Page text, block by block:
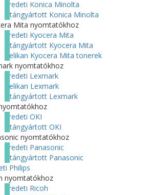
Eredeti Konica Minolta
Utángyártott Konica Minolta
Mita nyomtatókhoz
Eredeti Kyocera Mita
Utángyártott Kyocera Mita
Pelikan Kyocera Mita tonerek
nyomtatókhoz
Eredeti Lexmark
Pelikan Lexmark
Utángyártott Lexmark
nyomtatókhoz
Eredeti OKI
Utángyártott OKI
nyomtatókhoz
Eredeti Panasonic
Utángyártott Panasonic
Philips
nyomtatókhoz
Eredeti Ricoh